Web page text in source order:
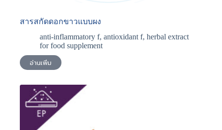
สารสกัดดอกขาวแบบผง
anti-inflammatory f, antioxidant f, herbal extract
for food supplement
อ่านเพิ่ม